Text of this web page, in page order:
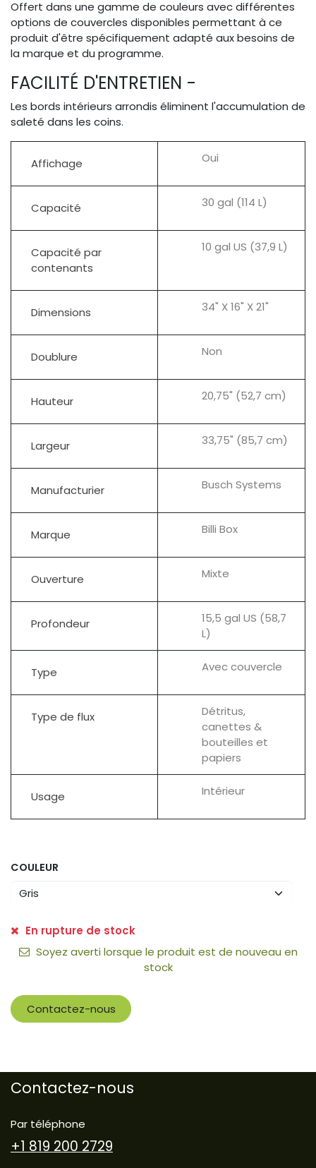
Offert dans une gamme de couleurs avec différentes
options de couvercles disponibles permettant à ce
produit d'être spécifiquement adapté aux besoins de
la marque et du programme.
FACILITÉ D'ENTRETIEN -
Les bords intérieurs arrondis éliminent l'accumulation de
saleté dans les coins.
Affichage Oui
Capacité 30 gal (114 L)
Capacité par
contenants
10 gal US (37,9 L)
Dimensions 34" X 16" X 21"
Doublure Non
Hauteur 20,75" (52,7 cm)
Largeur 33,75" (85,7 cm)
Manufacturier Busch Systems
Marque Billi Box
Ouverture Mixte
Profondeur
15,5 gal US (58,7
L)
Type Avec couvercle
Type de flux
Détritus,
canettes &
bouteilles et
papiers
Usage Intérieur
COULEUR
En rupture de stock
Soyez averti lorsque le produit est de nouveau en
stock
Contactez-nous
Contactez-nous
Par téléphone
+1 819 200 2729